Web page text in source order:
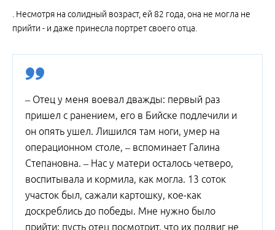
. Несмотря на солидный возраст, ей 82 года, она не могла не
прийти - и даже принесла портрет своего отца.
– Отец у меня воевал дважды: первый раз
пришел с ранением, его в Бийске подлечили и
он опять ушел. Лишился там ноги, умер на
операционном столе, – вспоминает Галина
Степановна. – Нас у матери осталось четверо,
воспитывала и кормила, как могла. 13 соток
участок был, сажали картошку, кое-как
доскреблись до победы. Мне нужно было
прийти: пусть отец посмотрит, что их подвиг не